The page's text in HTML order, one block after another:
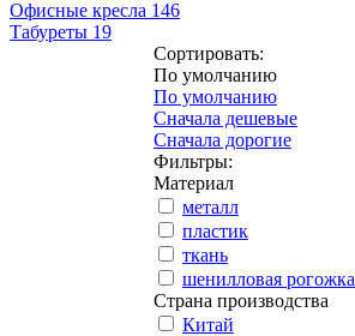
Офисные кресла 146
Табуреты 19
Сортировать:
По умолчанию
По умолчанию
Сначала дешевые
Сначала дорогие
Фильтры:
Материал
металл
пластик
ткань
шенилловая рогожка
Страна производства
Китай